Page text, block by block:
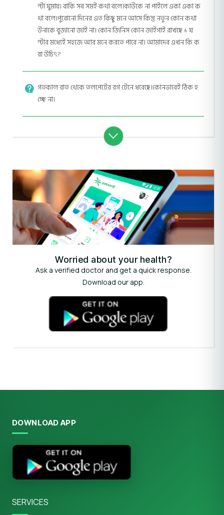
ন্টা ঘুমায়। বাকি সব সমই কথা বলে।কাউকে না পাইলে একা একা ক
থা বলে।পুরোনো দিনের এত কিছু মনে আসে কিন্তু নতুন কোন কথা
উনাকে বুজানো জাই না। কোন জিনিস কোন জাইগাই রাখছে ১ ঘ
ন্টার মধ্যেই সহজে আর মনে করতে পারে না। আমাদের এখন কি ক
রা উচিৎ?
গতকাল রাত থেকে তলপেটের রগ টেনে ধরেছে।কোনভাবেই ঠিক হ
চ্ছে না।
Worried about your health?
Ask a verified doctor and get a quick response.
Download our app.
DOWNLOAD APP
SERVICES